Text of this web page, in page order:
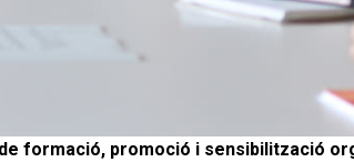
formació, promoció i sensibilització